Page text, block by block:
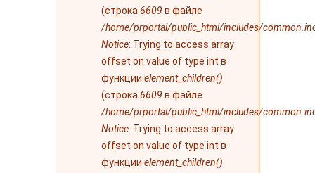
(строка 6609 в файле
/home/prportal/public_html/includes/
Notice: Trying to access array
offset on value of type int в
функции element_children()
(строка 6609 в файле
/home/prportal/public_html/includes/
Notice: Trying to access array
offset on value of type int в
функции element_children()